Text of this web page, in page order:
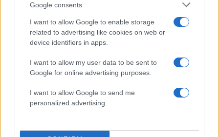
Google consents
I want to allow Google to enable storage
related to advertising like cookies on web or
device identifiers in apps.
I want to allow my user data to be sent to
Google for online advertising purposes.
I want to allow Google to send me
personalized advertising.
Γιώργος Λιάνος: «Το The Floor, προσωπικά,